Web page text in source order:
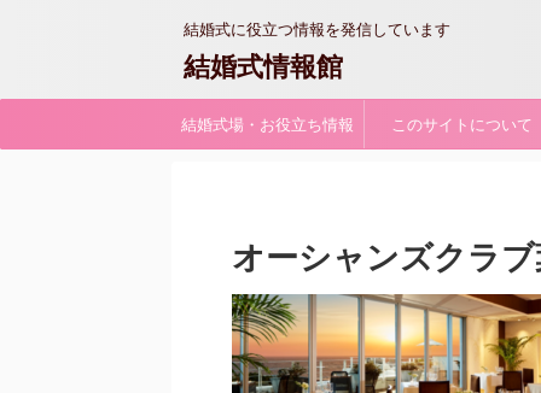
結婚式に役立つ情報を発信しています
結婚式情報館
結婚式場・お役立ち情報 このサイトについて
オーシャンズクラブ